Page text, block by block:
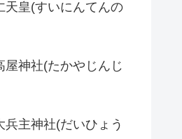
天皇(すいにんてんの
屋神社(たかやじんじ
兵主神社(だいひょう